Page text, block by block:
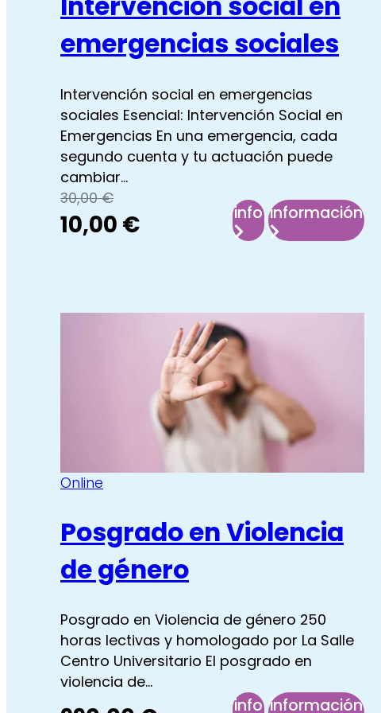
emergencias sociales
Intervención social en emergencias
sociales Esencial: Intervención Social en
Emergencias En una emergencia, cada
segundo cuenta y tu actuación puede
cambiar…
30,00€
El
precio
10,00 €
El
precio
info
en
emergencias
sociales
información
en
Online
Posgrado en Violencia
de género
Posgrado en Violencia de género 250
horas lectivas y homologado por La Salle
Centro Universitario El posgrado en
violencia de…
info información